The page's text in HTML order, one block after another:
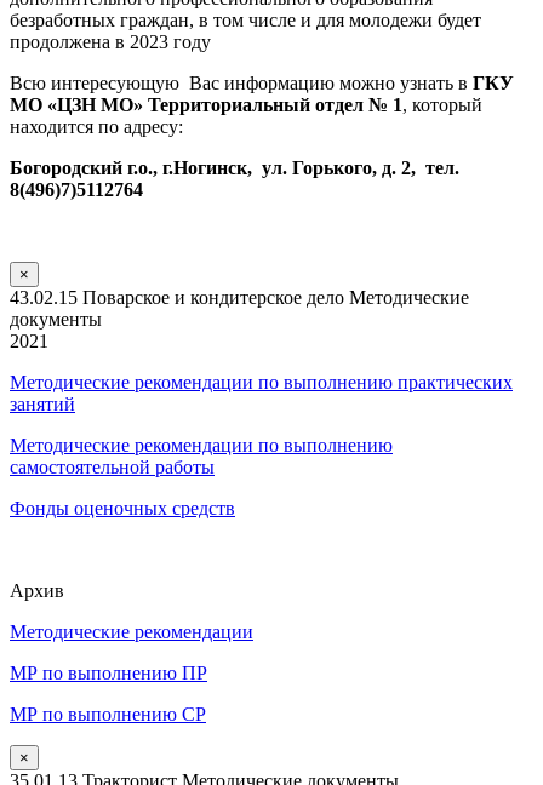
безработных граждан, в том числе и для молодежи будет
продолжена в 2023 году
Всю интересующую Вас информацию можно узнать в ГКУ
МО «ЦЗН МО» Территориальный отдел № 1, который
находится по адресу:
Богородский г.о., г.Ногинск, ул. Горького, д. 2, тел.
8(496)7)5112764
×
43.02.15 Поварское и кондитерское дело Методические
документы
2021
Методические рекомендации по выполнению практических
занятий
Методические рекомендации по выполнению
самостоятельной работы
Фонды оценочных средств
Архив
Методические рекомендации
МР по выполнению ПР
МР по выполнению СР
×
35.01.13 Тракторист Методические документы